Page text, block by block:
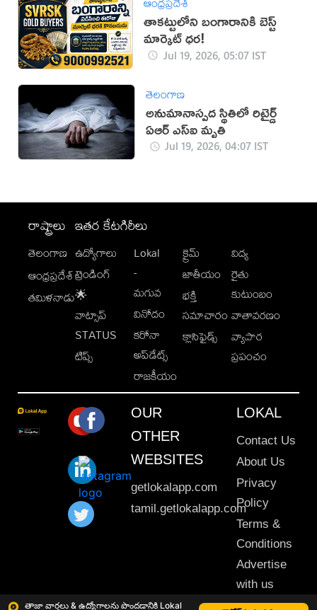
తాజా వార్తలు & ఉద్యోగాలను పొందడానికి Lokal
తాకట్టులోని బంగారానికి బెస్ట్
మార్కెట్ ధర!
Jul 19, 2026, 05:07 IST
తెలంగాణ
అనుమానాస్పద స్థితిలో రిటైర్డ్
ఏఆర్ ఎస్ఐ మృతి
Jul 19, 2026, 04:07 IST
రాష్ట్రాలు
తెలంగాణ
ఆంధ్రప్రదేశ్
తమిళనాడు
ఇతర కేటగిరీలు
ఉద్యోగాలు
ట్రెండింగ్
🌟
వాట్సాప్
STATUS
టిప్స్
Lokal
-
మగువ
వినోదం
కరోనా
అప్‌డేట్స్
రాజకీయం
క్రైమ్
జాతీయం
భక్తి
సమాచారం
క్లాసిఫైడ్స్
విద్య
రైతు
కుటుంబం
వాతావరణం
వ్యాపార
ప్రపంచం
OUR
OTHER
WEBSITES
getlokalapp.com
tamil.getlokalapp.com
LOKAL
Contact Us
About Us
Privacy
Policy
Terms &
Conditions
Advertise
with us
Sitemap